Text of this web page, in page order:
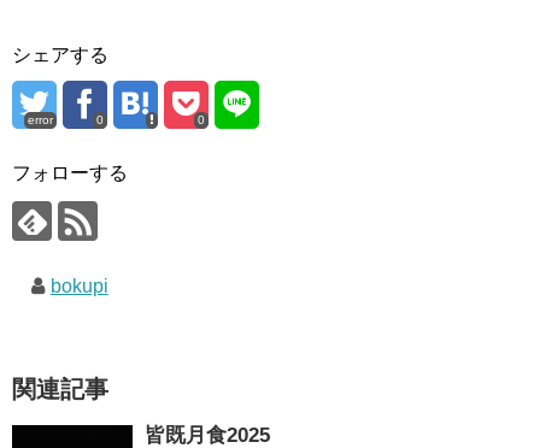
シェアする
error 0 0
フォローする
bokupi
関連記事
皆既月食2025